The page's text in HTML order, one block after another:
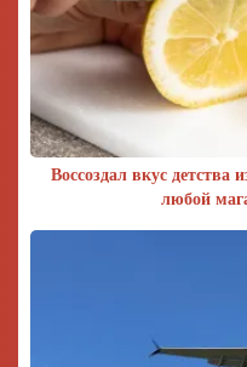
Воссоздал вкус детства
любой